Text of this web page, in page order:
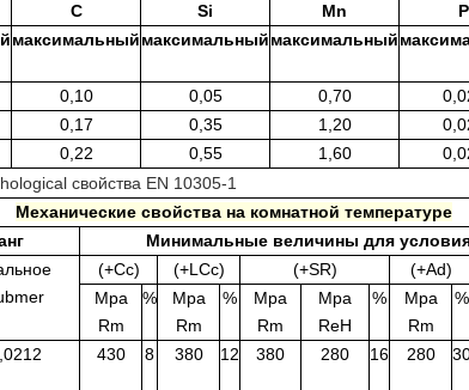
C Si Mn P
максимальныймаксимальныймаксимальный
0,10 0,05 0,70
0,17 0,35 1,20
0,22 0,55 1,60
свойства EN 10305-1
Механические свойства на комнатной температуре
Минимальные величины для
(+Cc) (+LCc) (+SR) (+Ad)
Mpa
Rm
%
Mpa
Rm
%
Mpa
Rm
Mpa
ReH
%
Mpa
Rm
%
430 8 380 12 380 280 16 280